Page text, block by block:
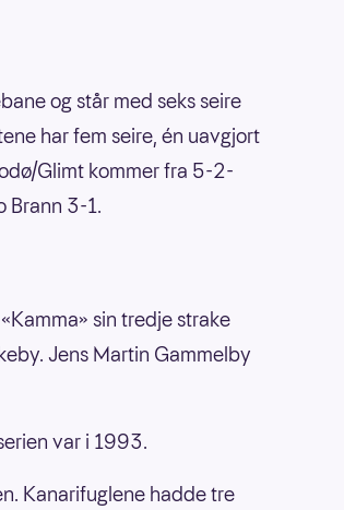
og står med seks seire
har fem seire, én uavgjort
Glimt kommer fra 5-2-
Brann 3-1.
sin tredje strake
Jens Martin Gammelby
var i 1993.
Kanarifuglene hadde tre